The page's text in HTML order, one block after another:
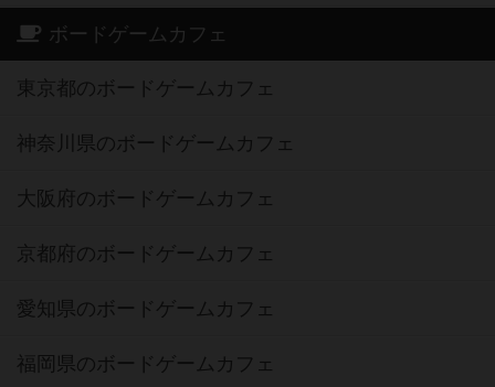
ボードゲームカフェ
東京都のボードゲームカフェ
神奈川県のボードゲームカフェ
大阪府のボードゲームカフェ
京都府のボードゲームカフェ
愛知県のボードゲームカフェ
福岡県のボードゲームカフェ